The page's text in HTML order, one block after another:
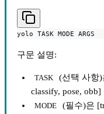
yolo TASK MODE ARGS
구문 설명:
TASK
(선택 사항)
classify, pose,
MODE
(필수)은